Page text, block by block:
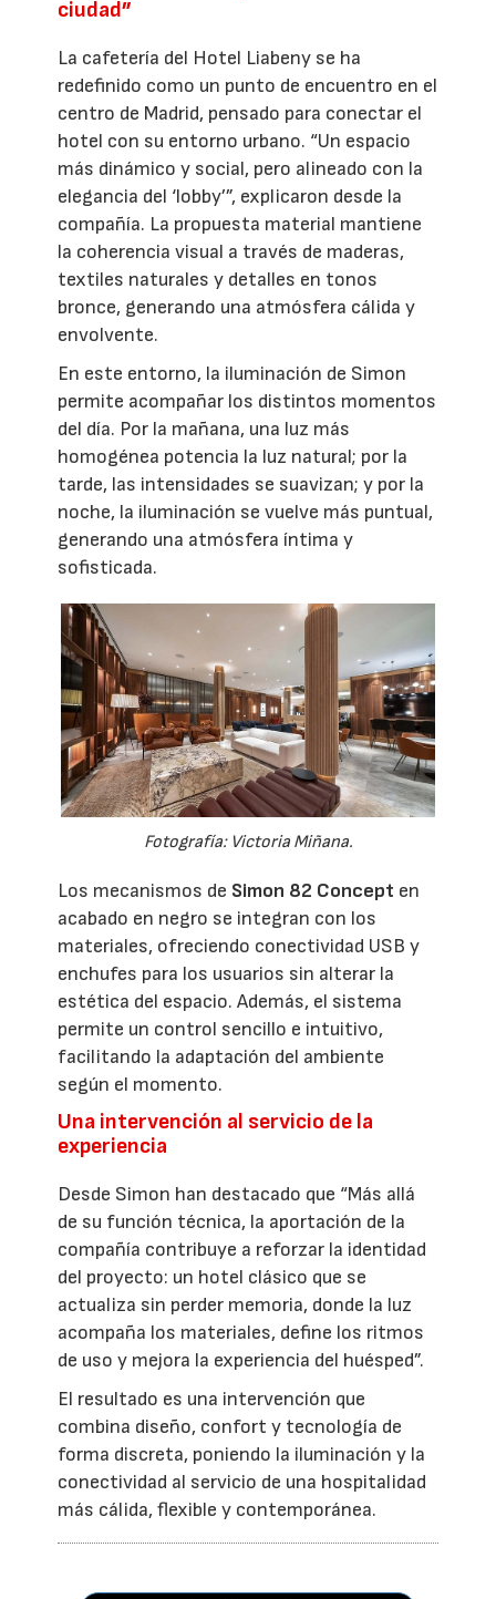
ciudad”
La cafetería del Hotel Liabeny se ha
redefinido como un punto de encuentro en el
centro de Madrid, pensado para conectar el
hotel con su entorno urbano. “Un espacio
más dinámico y social, pero alineado con la
elegancia del ‘lobby’”, explicaron desde la
compañía. La propuesta material mantiene
la coherencia visual a través de maderas,
textiles naturales y detalles en tonos
bronce, generando una atmósfera cálida y
envolvente.
En este entorno, la iluminación de Simon
permite acompañar los distintos momentos
del día. Por la mañana, una luz más
homogénea potencia la luz natural; por la
tarde, las intensidades se suavizan; y por la
noche, la iluminación se vuelve más puntual,
generando una atmósfera íntima y
sofisticada.
Fotografía: Victoria Miñana.
Los mecanismos de Simon 82 Concept en
acabado en negro se integran con los
materiales, ofreciendo conectividad USB y
enchufes para los usuarios sin alterar la
estética del espacio. Además, el sistema
permite un control sencillo e intuitivo,
facilitando la adaptación del ambiente
según el momento.
Una intervención al servicio de la
experiencia
Desde Simon han destacado que “Más allá
de su función técnica, la aportación de la
compañía contribuye a reforzar la identidad
del proyecto: un hotel clásico que se
actualiza sin perder memoria, donde la luz
acompaña los materiales, define los ritmos
de uso y mejora la experiencia del huésped”.
El resultado es una intervención que
combina diseño, confort y tecnología de
forma discreta, poniendo la iluminación y la
conectividad al servicio de una hospitalidad
más cálida, flexible y contemporánea.